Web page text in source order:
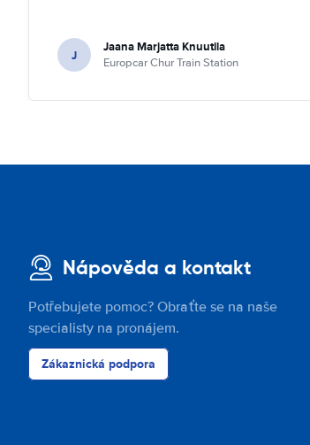
J Jaana Marjatta Knuutila
Europcar Chur Train Station
Nápověda a kontakt
Potřebujete pomoc? Obraťte se na naše
specialisty na pronájem.
Zákaznická podpora